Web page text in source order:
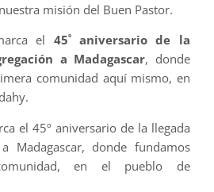
misión del Buen Pastor.
el 45ºaniversario de la
a Madagascar, donde
comunidad aquí mismo, en
el 45º aniversario de la llegada
Madagascar, donde fundamos
en el pueblo de